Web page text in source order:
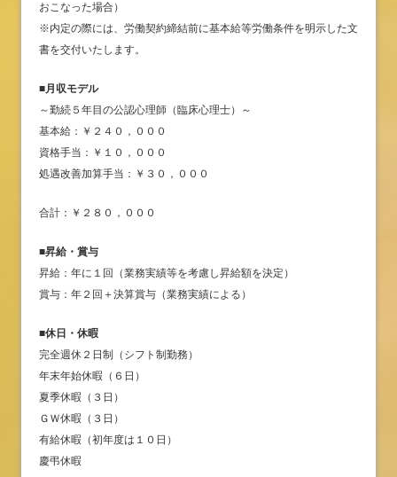
おこなった場合）
※内定の際には、労働契約締結前に基本給等労働条件を明示した文
書を交付いたします。
■月収モデル
～勤続５年目の公認心理師（臨床心理士）～
基本給：￥２４０，０００
資格手当：￥１０，０００
処遇改善加算手当：￥３０，０００
合計：￥２８０，０００
■昇給・賞与
昇給：年に１回（業務実績等を考慮し昇給額を決定）
賞与：年２回＋決算賞与（業務実績による）
■休日・休暇
完全週休２日制（シフト制勤務）
年末年始休暇（６日）
夏季休暇（３日）
ＧＷ休暇（３日）
有給休暇（初年度は１０日）
慶弔休暇